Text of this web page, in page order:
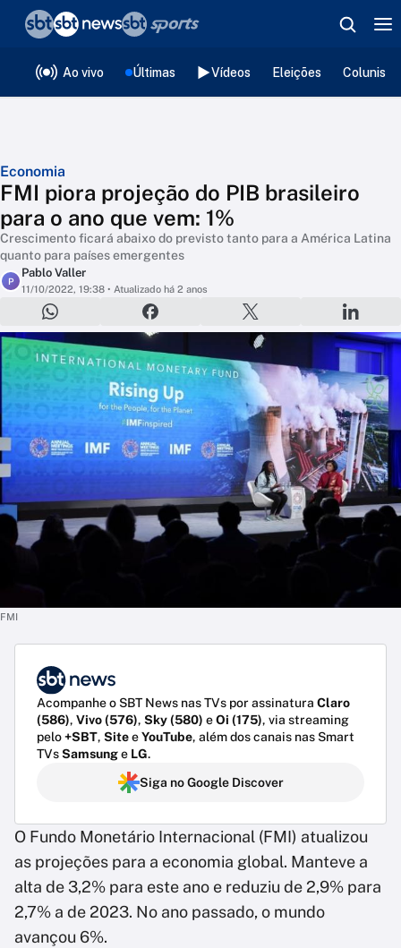
Ao vivo Últimas Vídeos Eleições
Economia
FMI piora projeção do PIB brasileiro
para o ano que vem: 1%
Crescimento ficará abaixo do previsto tanto para a América Latina
quanto para países emergentes
P
Pablo Valler
11/10/2022, 19:38 • Atualizado há 2 anos
FMI
Acompanhe o SBT News nas TVs por assinatura Claro
(586), Vivo (576), Sky (580) eOi (175), via streaming
pelo+SBT, SiteeYouTube, além dos canais nas Smart
TVsSamsunge LG.
Siga no Google Discover
O Fundo Monetário Internacional (FMI) atualizou
as projeções para a economia global. Manteve a
alta de 3,2% para este ano e reduziu de 2,9% para
2,7% a de 2023. No ano passado, o mundo
avançou 6%.
❮voltar
Editorias